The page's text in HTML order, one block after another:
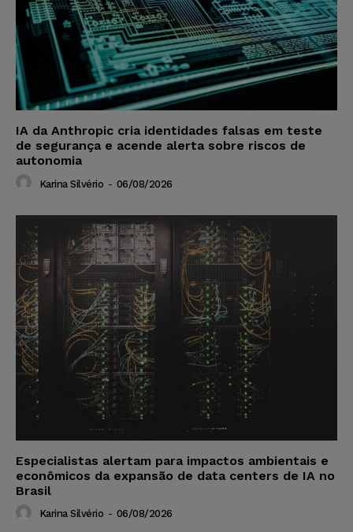
IA da Anthropic cria identidades falsas em teste
de segurança e acende alerta sobre riscos de
autonomia
Karina Silvério - 06/08/2026
Especialistas alertam para impactos ambientais e
econômicos da expansão de data centers de IA no
Brasil
Karina Silvério - 06/08/2026